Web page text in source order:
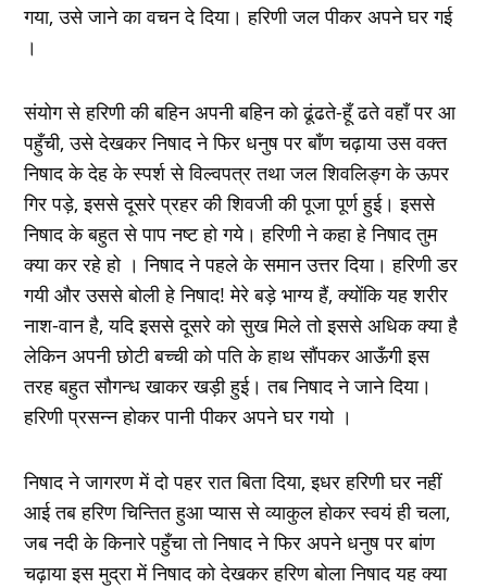
गया, उसे जाने का वचन दे दिया। हरिणी जल पीकर अपने घर गई
।
संयोग से हरिणी की बहिन अपनी बहिन को ढूंढते-हूँ ढते वहाँ पर आ
पहुँची, उसे देखकर निषाद ने फिर धनुष पर बाँण चढ़ाया उस वक्त
निषाद के देह के स्पर्श से विल्वपत्र तथा जल शिवलिङ्ग के ऊपर
गिर पड़े, इससे दूसरे प्रहर की शिवजी की पूजा पूर्ण हुई। इससे
निषाद के बहुत से पाप नष्ट हो गये। हरिणी ने कहा हे निषाद तुम
क्या कर रहे हो । निषाद ने पहले के समान उत्तर दिया। हरिणी डर
गयी और उससे बोली हे निषाद! मेरे बड़े भाग्य हैं, क्योंकि यह शरीर
नाश-वान है, यदि इससे दूसरे को सुख मिले तो इससे अधिक क्या है
लेकिन अपनी छोटी बच्ची को पति के हाथ सौंपकर आऊँगी इस
तरह बहुत सौगन्ध खाकर खड़ी हुई। तब निषाद ने जाने दिया।
हरिणी प्रसन्न होकर पानी पीकर अपने घर गयो ।
निषाद ने जागरण में दो पहर रात बिता दिया, इधर हरिणी घर नहीं
आई तब हरिण चिन्तित हुआ प्यास से व्याकुल होकर स्वयं ही चला,
जब नदी के किनारे पहुँचा तो निषाद ने फिर अपने धनुष पर बांण
चढ़ाया इस मुद्रा में निषाद को देखकर हरिण बोला निषाद यह क्या